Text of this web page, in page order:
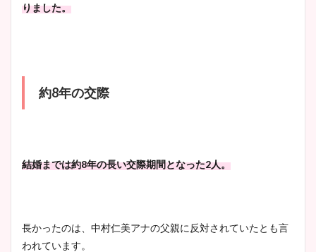
りました。
約8年の交際
結婚までは約8年の長い交際期間となった2人。
長かったのは、中村仁美アナの父親に反対されていたとも言
われています。